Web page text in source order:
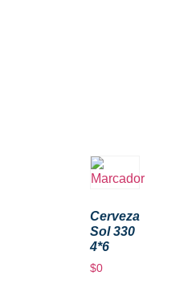
Cerveza
Sol 330
4*6
$0